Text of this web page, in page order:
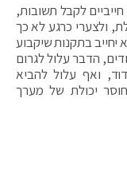
לקבל תשובות,
ולצערי כרגע לא כך
בתקנות שיקבוע
הדבר עלול לגרום
ואף עלול להביא
יכולת של מערך